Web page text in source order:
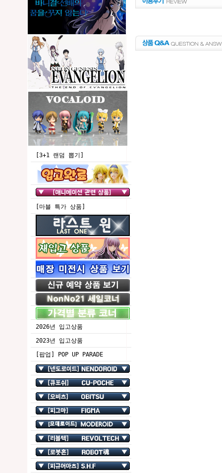
[3+1 랜덤 뽑기]
[마블 특가 상품]
2026년 입고상품
2023년 입고상품
[팝업] POP UP PARADE